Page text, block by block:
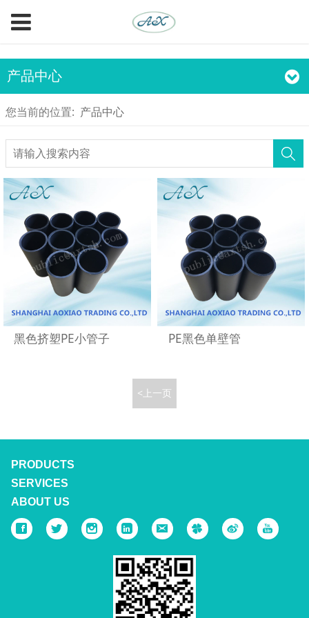
产品中心
您当前的位置: 产品中心
黑色挤塑PE小管子 PE黑色单壁管
<上一页
PRODUCTS
SERVICES
ABOUT US